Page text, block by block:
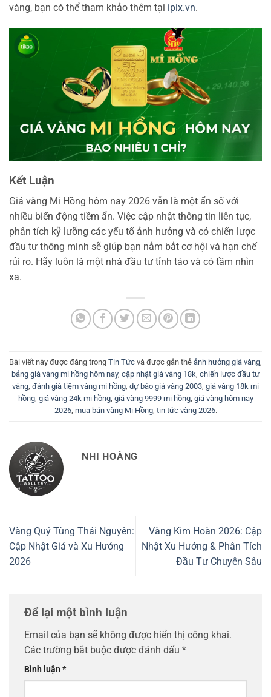
vàng, bạn có thể tham khảo thêm tại ipix.vn.
Kết Luận
Giá vàng Mi Hồng hôm nay 2026 vẫn là một ẩn số với
nhiều biến động tiềm ẩn. Việc cập nhật thông tin liên tục,
phân tích kỹ lưỡng các yếu tố ảnh hưởng và có chiến lược
đầu tư thông minh sẽ giúp bạn nắm bắt cơ hội và hạn chế
rủi ro. Hãy luôn là một nhà đầu tư tỉnh táo và có tầm nhìn
xa.
Bài viết này được đăng trong Tin Tức và được gắn thẻ ảnh hưởng giá vàng
bảng giá vàng mi hồng hôm nay, cập nhật giá vàng 18k chiến lược đầu tư
vàng đánh giá tiệm vàng mi hồng dự báo giá vàng 2003 giá vàng 18k mi
hồng, giá vàng 24k mi hồng, giá vàng 9999 mi hồng, giá vàng hôm nay
2026, mua bán vàng Mi Hồng, tin tức vàng 2026.
NHI HOÀNG
Vàng Quý Tùng Thái Nguyên:
Cập Nhật Giá và Xu Hướng
2026
Vàng Kim Hoàn 2026: Cập
Nhật Xu Hướng & Phân Tích
Đầu Tư Chuyên Sâu
Để lại một bình luận
Email của bạn sẽ không được hiển thị công khai.
Các trường bắt buộc được đánh dấu *
Bình luận*